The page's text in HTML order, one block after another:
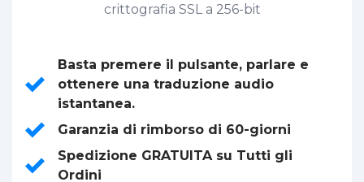
crittografia SSL a 256-bit
Basta premere il pulsante, parlare e
ottenere una traduzione audio
istantanea.
Garanzia di rimborso di 60-giorni
Spedizione GRATUITA su Tutti gli
Ordini